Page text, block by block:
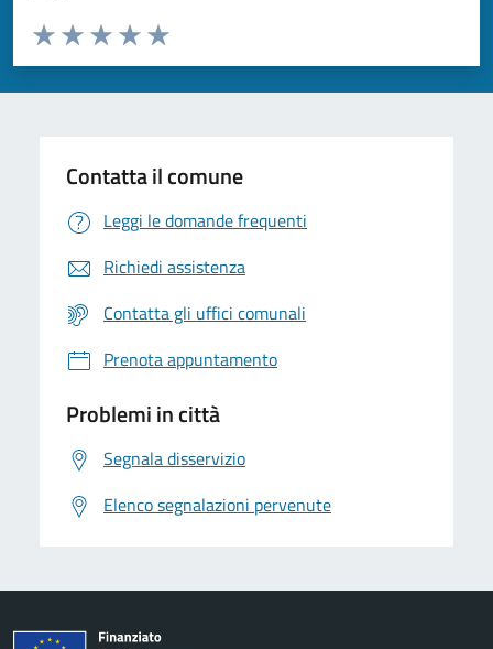
Valuta da 1 a 5 stelle la pagina
Valuta 5 stelle su 5
Valuta 4 stelle su 5
Valuta 3 stelle su 5
Valuta 2 stelle su 5
Valuta 1 stelle su 5
Contatta il comune
Leggi le domande frequenti
Richiedi assistenza
Contatta gli uffici comunali
Prenota appuntamento
Problemi in città
Segnala disservizio
Elenco segnalazioni pervenute